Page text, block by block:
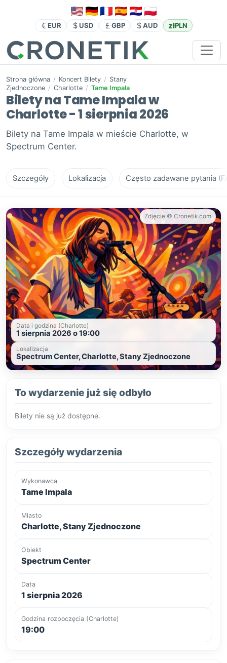
EUR USD GBP AUD złPLN
Strona główna / Koncert Bilety / Stany
Zjednoczone / Charlotte / Tame Impala
Bilety na Tame Impala w
Charlotte - 1 sierpnia 2026
Bilety na Tame Impala w mieście Charlotte, w
Spectrum Center.
Szczegóły Lokalizacja Często zadawane pytania
Zdjęcie © Cronetik.com
Data i godzina (Charlotte)
1 sierpnia 2026 o 19:00
Lokalizacja
Spectrum Center, Charlotte, Stany Zjednoczone
To wydarzenie już się odbyło
Bilety nie są już dostępne.
Szczegóły wydarzenia
Wykonawca
Tame Impala
Miasto
Charlotte, Stany Zjednoczone
Obiekt
Spectrum Center
Data
1 sierpnia 2026
Godzina rozpoczęcia (Charlotte)
19:00